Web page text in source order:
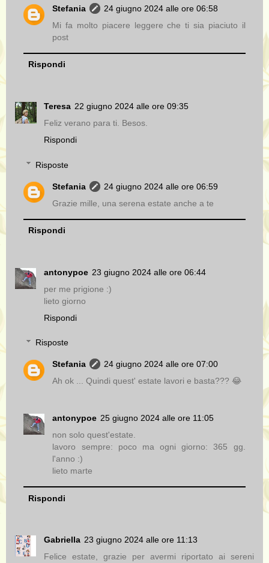
Stefania
24 giugno 2024 alle ore 06:58
Mi fa molto piacere leggere che ti sia piaciuto il
post
Rispondi
Teresa 22 giugno 2024 alle ore 09:35
Feliz verano para ti. Besos.
Rispondi
Risposte
Stefania
24 giugno 2024 alle ore 06:59
Grazie mille, una serena estate anche a te
Rispondi
antonypoe 23 giugno 2024 alle ore 06:44
per me prigione :)
lieto giorno
Rispondi
Risposte
Stefania
24 giugno 2024 alle ore 07:00
Ah ok ... Quindi quest' estate lavori e basta??? 😂
antonypoe 25 giugno 2024 alle ore 11:05
non solo quest'estate.
lavoro sempre: poco ma ogni giorno: 365 gg.
l'anno :)
lieto marte
Rispondi
Gabriella 23 giugno 2024 alle ore 11:13
Felice estate, grazie per avermi riportato ai sereni